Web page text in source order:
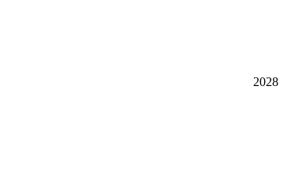
2028